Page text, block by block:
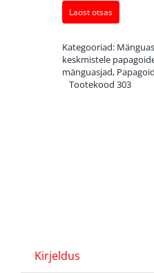
Laost otsas
Kategooriad:
keskmistele
mänguasjad,
Tootekood 303
Kirjeldus